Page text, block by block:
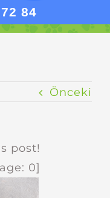
mi
Önceki
post!
0]
84